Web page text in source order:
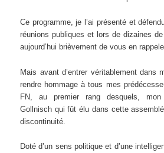
Ce programme, je l’ai présenté et
réunions publiques et lors de dizaines
aujourd’hui brièvement de vous en
Mais avant d’entrer véritablement dans
rendre hommage à tous mes
FN, au premier rang desquels,
Gollnisch qui fût élu dans cette
discontinuité.
Doté d’un sens politique et d’une